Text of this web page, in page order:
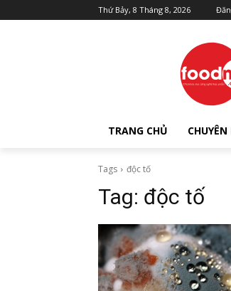
Thứ Bảy, 8 Tháng 8, 2026
TRANG CHỦ
Tags độc tố
Tag: độc tố